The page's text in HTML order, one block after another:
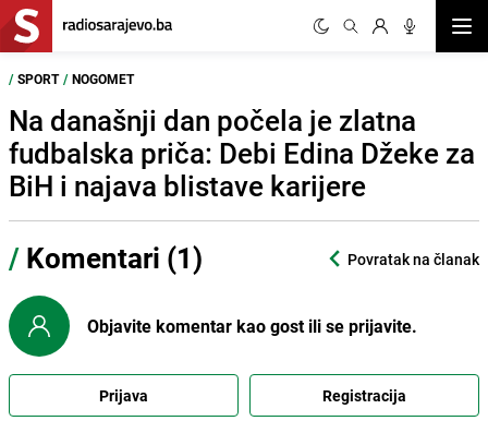
/ SPORT / NOGOMET
Na današnji dan počela je zlatna
fudbalska priča: Debi Edina Džeke za
BiH i najava blistave karijere
/ Komentari (1) Povratak na članak
Objavite komentar kao gost ili se prijavite.
Prijava Registracija